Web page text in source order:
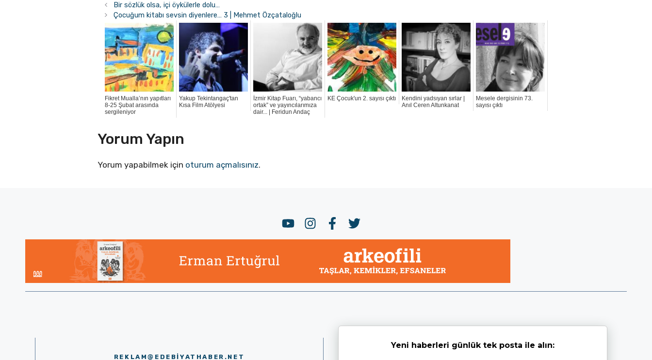
Bir sözlük olsa, içi öykülerle dolu…
Çocuğum kitabı sevsin diyenlere… 3 | Mehmet Özçataloğlu
Fikret Mualla’nın yapıtları
8-25 Şubat arasında
sergileniyor
Yakup Tekintangaç'tan
Kısa Film Atölyesi
İzmir Kitap Fuarı, “yabancı
ortak” ve yayıncılarımıza
dair... | Feridun Andaç
KE Çocuk'un 2. sayısı çıktı
Kendini yadsıyan sırlar |
Anıl Ceren Altunkanat
Mesele dergisinin 73.
sayısı çıktı
Yorum Yapın
Yorum yapabilmek için oturum açmalısınız.
REKLAM@EDEBIYATHABER.NET
Yeni haberleri günlük tek posta ile alın: